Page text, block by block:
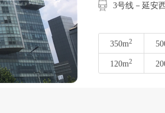
3号线－延安西
350m2
120m2